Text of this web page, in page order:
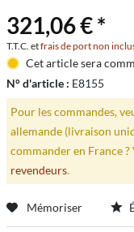
321,06 € *
T.T.C. etfrais de port non
Cet article sera
N° d'article : E8155
Pour les commandes,
allemande (livraison
commander en France
revendeurs.
Mémoriser